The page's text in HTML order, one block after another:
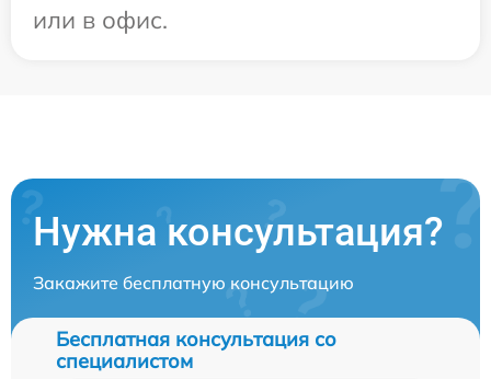
или в офис.
Нужна консультация?
Закажите бесплатную консультацию
Бесплатная консультация со
специалистом